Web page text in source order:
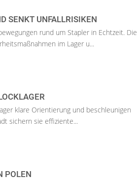
SENKT UNFALLRISIKEN
rund um Stapler in Echtzeit. Die
im Lager u...
klare Orientierung und beschleunigen
sichern sie effiziente...
POLEN